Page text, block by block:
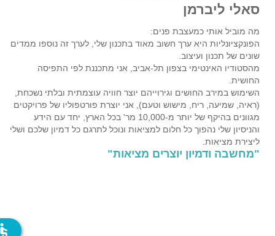
סאלי ליברמן
מה מוביל אותי כמעצבת פנים:
הפונקציונליות היא ערך חשוב מאוד בתכנון שלי, לערך זה נוספו ממדים
שונים של תכנון ועיצוב.
מהסטודיו האינטימי בצפון תל-אביב, אני מתכננת לפי התפיסה
החושית.
השימוש במירב החושים וגירוייהם יוצר חוויה עוצמתית ובלתי נשכחת,
(ראיה, שמיעה, ריח, מישוש וטעם), אני יוצרת פורטפוליו של פרויקטים
מגוונים בהיקף של יותר מ-10,000 מר' בכל הארץ, יחד עם הידע
והניסיון שלי נהפוך כל חלום למציאות ונוכל לתרגם כל דמיון שלכם ושלי
ליצירת מציאות.
"מחשבה ודמיון יוצרים מציאות"